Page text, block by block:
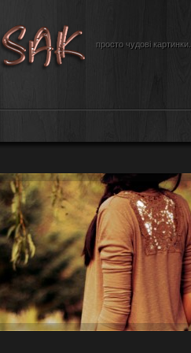
просто чудові картинки...